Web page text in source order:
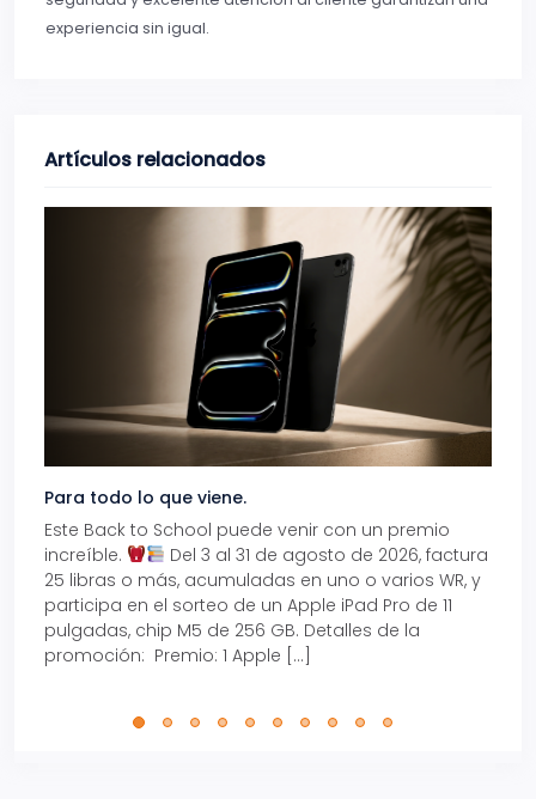
experiencia sin igual.
Artículos relacionados
Para todo lo que viene.
Este Back to School puede venir con un premio
increíble.
Del 3 al 31 de agosto de 2026, factura
25 libras o más, acumuladas en uno o varios WR, y
participa en el sorteo de un Apple iPad Pro de 11
pulgadas, chip M5 de 256 GB. Detalles de la
promoción: Premio: 1 Apple […]